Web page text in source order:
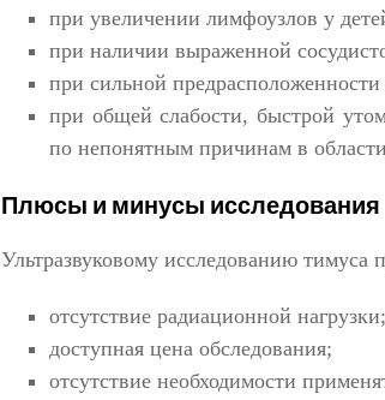
при увеличении лимфоузлов у
при наличии выраженной
при сильной предрасположенности
при общей слабости, быстрой
по непонятным причинам в
Плюсы и минусы исследования
Ультразвуковому исследованию тимуса
отсутствие радиационной нагрузки;
доступная цена обследования;
отсутствие необходимости